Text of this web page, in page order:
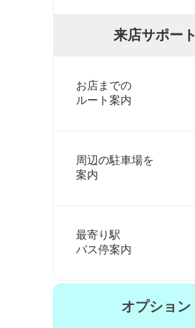
来店サポート
お店までの
ルート案内
周辺の駐車場を
案内
最寄り駅
バス停案内
オプション